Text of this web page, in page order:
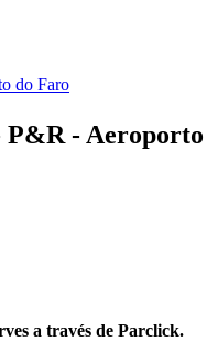
do Faro
- Aeroporto
a través de Parclick.